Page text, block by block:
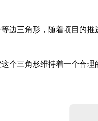
边三角形，随着项目的
个三角形维持着一个合